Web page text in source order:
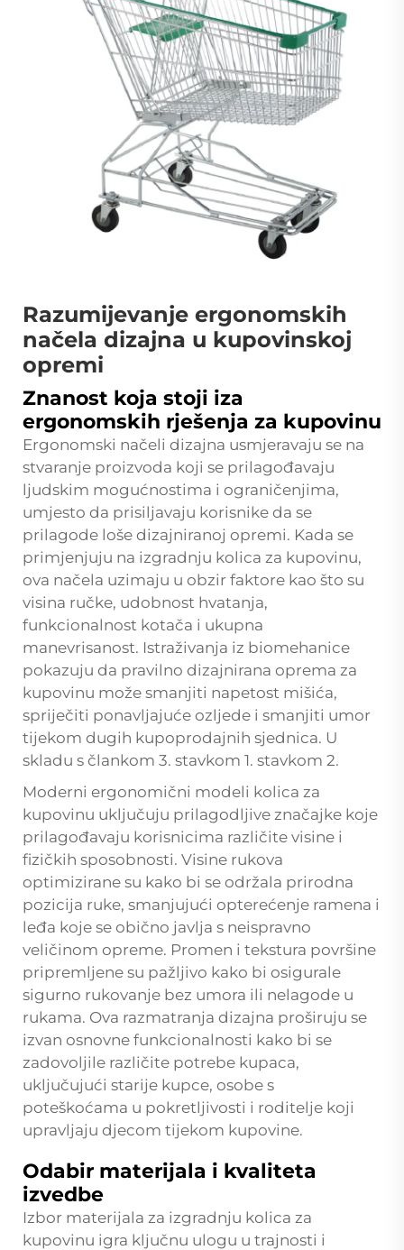
Razumijevanje ergonomskih
načela dizajna u kupovinskoj
opremi
Znanost koja stoji iza
ergonomskih rješenja za kupovinu
Ergonomski načeli dizajna usmjeravaju se na
stvaranje proizvoda koji se prilagođavaju
ljudskim mogućnostima i ograničenjima,
umjesto da prisiljavaju korisnike da se
prilagode loše dizajniranoj opremi. Kada se
primjenjuju na izgradnju kolica za kupovinu,
ova načela uzimaju u obzir faktore kao što su
visina ručke, udobnost hvatanja,
funkcionalnost kotača i ukupna
manevrisanost. Istraživanja iz biomehanice
pokazuju da pravilno dizajnirana oprema za
kupovinu može smanjiti napetost mišića,
spriječiti ponavljajuće ozljede i smanjiti umor
tijekom dugih kupoprodajnih sjednica. U
skladu s člankom 3. stavkom 1. stavkom 2.
Moderni ergonomični modeli kolica za
kupovinu uključuju prilagodljive značajke koje
prilagođavaju korisnicima različite visine i
fizičkih sposobnosti. Visine rukova
optimizirane su kako bi se održala prirodna
pozicija ruke, smanjujući opterećenje ramena i
leđa koje se obično javlja s neispravno
veličinom opreme. Promen i tekstura površine
pripremljene su pažljivo kako bi osigurale
sigurno rukovanje bez umora ili nelagode u
rukama. Ova razmatranja dizajna proširuju se
izvan osnovne funkcionalnosti kako bi se
zadovoljile različite potrebe kupaca,
uključujući starije kupce, osobe s
poteškoćama u pokretljivosti i roditelje koji
upravljaju djecom tijekom kupovine.
Odabir materijala i kvaliteta
izvedbe
Izbor materijala za izgradnju kolica za
kupovinu igra ključnu ulogu u trajnosti i